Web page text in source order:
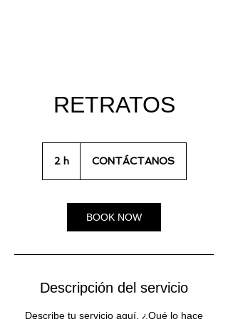
RETRATOS
2 h2 CONTÁCTANOS
BOOK NOW
Descripción del servicio
Describe tu servicio aquí. ¿Qué lo hace